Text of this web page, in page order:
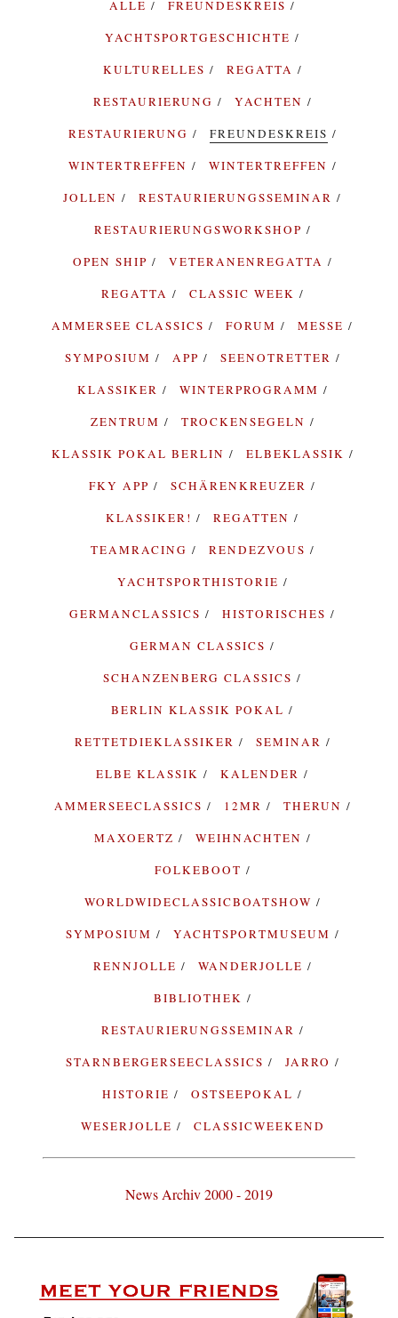
ALLE
FREUNDESKREIS
YACHTSPORTGESCHICHTE
KULTURELLES
REGATTA
RESTAURIERUNG
YACHTEN
RESTAURIERUNG
FREUNDESKREIS
WINTERTREFFEN
WINTERTREFFEN
JOLLEN
RESTAURIERUNGSSEMINAR
RESTAURIERUNGSWORKSHOP
OPEN SHIP
VETERANENREGATTA
REGATTA
CLASSIC WEEK
AMMERSEE CLASSICS
FORUM
MESSE
SYMPOSIUM
APP
SEENOTRETTER
KLASSIKER
WINTERPROGRAMM
ZENTRUM
TROCKENSEGELN
KLASSIK POKAL BERLIN
ELBEKLASSIK
FKY APP
SCHÄRENKREUZER
KLASSIKER!
REGATTEN
TEAMRACING
RENDEZVOUS
YACHTSPORTHISTORIE
GERMANCLASSICS
HISTORISCHES
GERMAN CLASSICS
SCHANZENBERG CLASSICS
BERLIN KLASSIK POKAL
RETTETDIEKLASSIKER
SEMINAR
ELBE KLASSIK
KALENDER
AMMERSEECLASSICS
12MR
THERUN
MAXOERTZ
WEIHNACHTEN
FOLKEBOOT
WORLDWIDECLASSICBOATSHOW
SYMPOSIUM
YACHTSPORTMUSEUM
RENNJOLLE
WANDERJOLLE
BIBLIOTHEK
RESTAURIERUNGSSEMINAR
STARNBERGERSEECLASSICS
JARRO
HISTORIE
OSTSEEPOKAL
WESERJOLLE
CLASSICWEEKEND
News Archiv 2000 - 2019